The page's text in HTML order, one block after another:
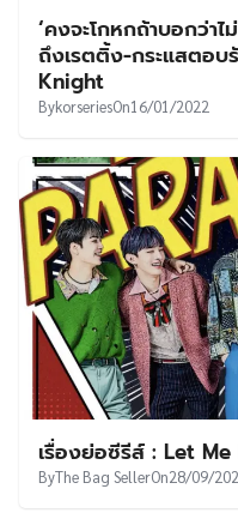
‘คงจะโกหกถ้าบอกว่า
ถึงเรตติ้ง-กระแสตอ
Knight
BykorseriesOn16/01/2022
เรื่องย่อซีรีส์ : Let
ByThe Bag SellerOn28/09/